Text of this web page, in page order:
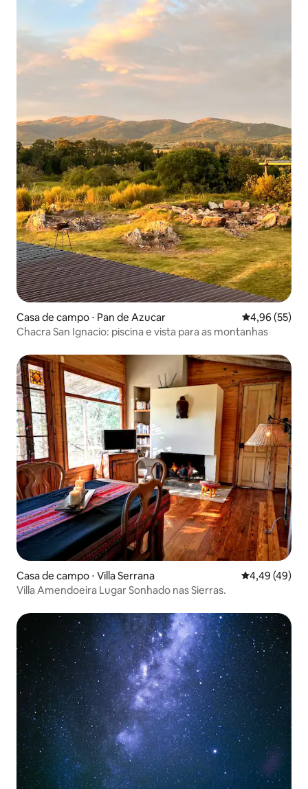
Casa de campo ⋅ Pan de Azucar 4,96 de uma
4,96 (55)
Chacra San Ignacio: piscina e vista para as montanhas
Casa de campo ⋅ Villa Serrana 4,49 de uma
4,49 (49)
Villa Amendoeira Lugar Sonhado nas Sierras.